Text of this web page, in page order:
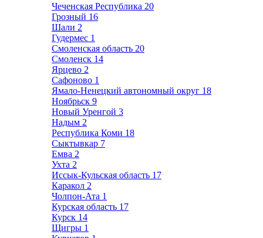
Чеченская Республика 20
Грозный 16
Шали 2
Гудермес 1
Смоленская область 20
Смоленск 14
Ярцево 2
Сафоново 1
Ямало-Ненецкий автономный округ 18
Ноябрьск 9
Новый Уренгой 3
Надым 2
Республика Коми 18
Сыктывкар 7
Емва 2
Ухта 2
Иссык-Кульская область 17
Каракол 2
Чолпон-Ата 1
Курская область 17
Курск 14
Щигры 1